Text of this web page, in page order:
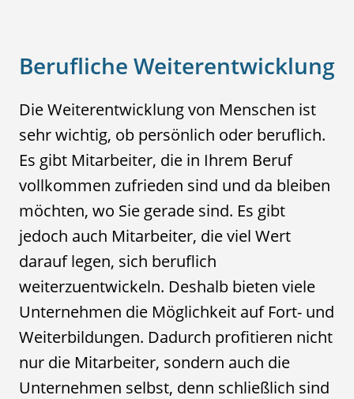
Berufliche Weiterentwicklung
Die Weiterentwicklung von Menschen ist
sehr wichtig, ob persönlich oder beruflich.
Es gibt Mitarbeiter, die in Ihrem Beruf
vollkommen zufrieden sind und da bleiben
möchten, wo Sie gerade sind. Es gibt
jedoch auch Mitarbeiter, die viel Wert
darauf legen, sich beruflich
weiterzuentwickeln. Deshalb bieten viele
Unternehmen die Möglichkeit auf Fort- und
Weiterbildungen. Dadurch profitieren nicht
nur die Mitarbeiter, sondern auch die
Unternehmen selbst, denn schließlich sind